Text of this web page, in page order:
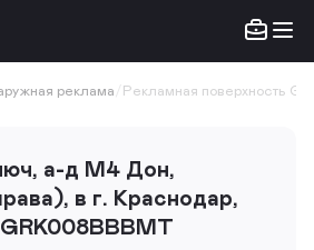
реклама Рекламная поверхность
а-д М4 Дон,
в г. Краснодар,